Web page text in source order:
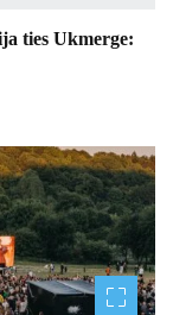
ties Ukmerge: